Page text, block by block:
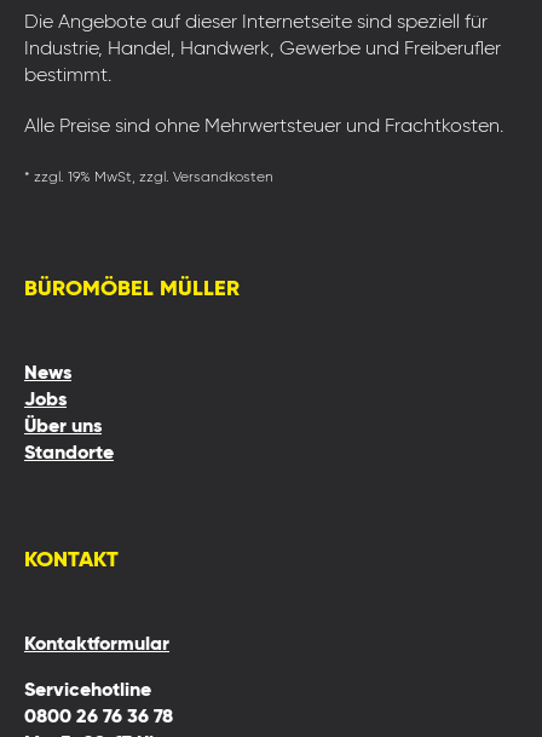
Die Angebote auf dieser Internetseite sind speziell für
Industrie, Handel, Handwerk, Gewerbe und Freiberufler
bestimmt.
Alle Preise sind ohne Mehrwertsteuer und Frachtkosten.
* zzgl. 19% MwSt, zzgl. Versandkosten
BÜROMÖBEL MÜLLER
News
Jobs
Über uns
Standorte
KONTAKT
Kontaktformular
Servicehotline
0800 26 76 36 78